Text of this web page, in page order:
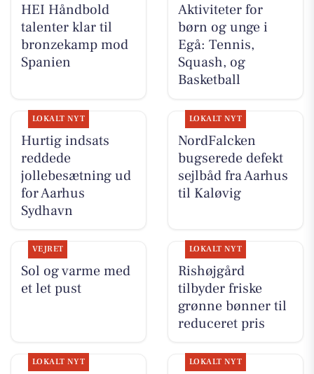
HEI Håndbold
talenter klar til
bronzekamp mod
Spanien
Aktiviteter for
børn og unge i
Egå: Tennis,
Squash, og
Basketball
LOKALT NYT
Hurtig indsats
reddede
jollebesætning ud
for Aarhus
Sydhavn
LOKALT NYT
NordFalcken
bugserede defekt
sejlbåd fra Aarhus
til Kaløvig
VEJRET
Sol og varme med
et let pust
LOKALT NYT
Rishøjgård
tilbyder friske
grønne bønner til
reduceret pris
LOKALT NYT LOKALT NYT